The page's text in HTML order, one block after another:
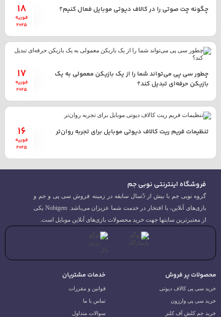
18
فوریه
2025
چگونه چت صوتی را در کالاف دیوتی موبایل فعال کنیم؟
17
فوریه
2025
چطور سی پی می‌تواند شما را از یک بازیکن معمولی به یک
بازیکن حرفه‌ای تبدیل کند؟
16
فوریه
2025
تنظیمات فریم ریت کالاف دیوتی موبایل برای تجربه روان‌تر
فروشگاه اینترنتی نوبی جم
گروه نوبی جم با بیش از 5سال سابقه در زمینه فروش سی پی و جم و
بازی‌های آنلاین، با افتخار در خدمت شما عزیزان می‌باشد. Nobigem یکی
از معتبرترین سایتها جهت خرید محصولات بازی‌های آنلاین موبایل است.
محصولات پر فروش
خرید سی پی کالاف دیوتی
خرید سی پی وارزون
خرید جم کلش آف کلنز
خدمات مشتریان
قوانین و مقررات
تماس با ما
سوالات متداول